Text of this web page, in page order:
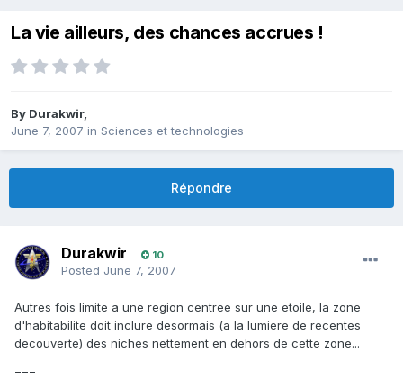
La vie ailleurs, des chances accrues !
By Durakwir,
June 7, 2007 in Sciences et technologies
Répondre
Durakwir 10
Posted June 7, 2007
Autres fois limite a une region centree sur une etoile, la zone
d'habitabilite doit inclure desormais (a la lumiere de recentes
decouverte) des niches nettement en dehors de cette zone...
===